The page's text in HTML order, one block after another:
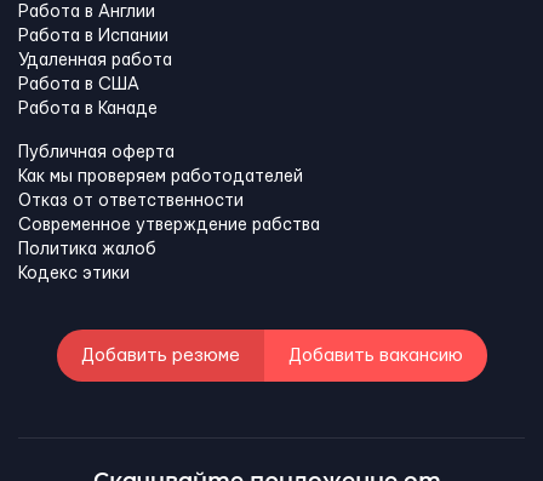
Работа в Англии
Работа в Испании
Удаленная работа
Работа в США
Работа в Канадe
Публичная оферта
Как мы проверяем работодателей
Отказ от ответственности
Современное утверждение рабства
Политика жалоб
Кодекс этики
Добавить резюме Добавить вакансию